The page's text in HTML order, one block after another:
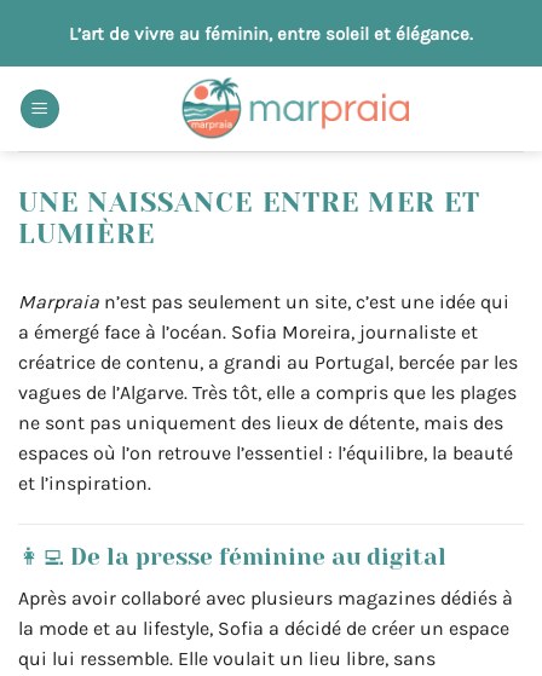
contenu
L’art de vivre au féminin, entre soleil et élégance.
UNE NAISSANCE ENTRE MER ET
LUMIÈRE
Marpraia n’est pas seulement un site, c’est une idée qui
a émergé face à l’océan. Sofia Moreira, journaliste et
créatrice de contenu, a grandi au Portugal, bercée par les
vagues de l’Algarve. Très tôt, elle a compris que les plages
ne sont pas uniquement des lieux de détente, mais des
espaces où l’on retrouve l’essentiel : l’équilibre, la beauté
et l’inspiration.
👩‍💻 De la presse féminine au digital
Après avoir collaboré avec plusieurs magazines dédiés à
la mode et au lifestyle, Sofia a décidé de créer un espace
qui lui ressemble. Elle voulait un lieu libre, sans